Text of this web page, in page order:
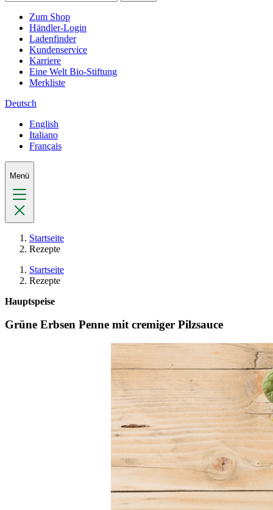
Zum Shop
Händler-Login
Ladenfinder
Kundenservice
Karriere
Eine Welt Bio-Stiftung
Merkliste
Deutsch
English
Italiano
Français
Menü
Startseite
Rezepte
Startseite
Rezepte
Hauptspeise
Grüne Erbsen Penne mit cremiger Pilzsauce